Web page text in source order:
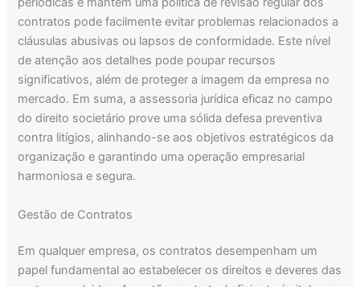
contratos pode facilmente evitar problemas relacionados a
cláusulas abusivas ou lapsos de conformidade. Este nível
de atenção aos detalhes pode poupar recursos
significativos, além de proteger a imagem da empresa no
mercado. Em suma, a assessoria jurídica eficaz no campo
do direito societário prove uma sólida defesa preventiva
contra litígios, alinhando-se aos objetivos estratégicos da
organização e garantindo uma operação empresarial
harmoniosa e segura.
Gestão de Contratos
Em qualquer empresa, os contratos desempenham um
papel fundamental ao estabelecer os direitos e deveres das